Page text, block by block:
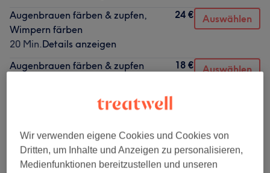
Augenbrauen färben & zupfen,
Wimpern färben
20 Min.Details anzeigen
24 € Auswählen
Augenbrauen färben & zupfen
18 € Auswählen
Augenbrauen & Wimpern färben
Nicht gefunden wonach du gesucht hast?
Alle Services
Wir verwenden eigene Cookies und Cookies von
Dritten, um Inhalte und Anzeigen zu personalisieren,
Medienfunktionen bereitzustellen und unseren